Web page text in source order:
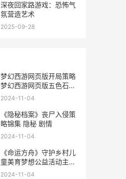
深夜回家路游戏：恐怖气
氛营造艺术
2025-09-28
梦幻西游网页版开局策略
梦幻西游网页版五色石怎
么用
2024-11-04
《隐秘档案》丧尸入侵策
略锦集 隐秘 剧情
2024-11-04
《命运方舟》守护乡村儿
童美育梦想公益活动主题
详情 明日方舟命运
2024-11-04